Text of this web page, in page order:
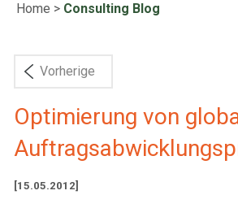
Home > Consulting Blog
Vorherige
Optimierung von
[15.05.2012]